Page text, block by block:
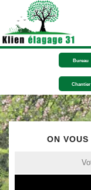
Bureau
Chantier
ON